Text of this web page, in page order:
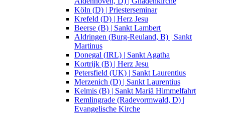
Köln (D) | Priesterseminar
Krefeld (D) | Herz Jesu
Beerse (B) | Sankt Lambert
Aldringen (Burg-Reuland, B) | Sankt
Martinus
Donegal (IRL) | Sankt Agatha
Kortrijk (B) | Herz Jesu
Petersfield (UK) | Sankt Laurentius
Merzenich (D) | Sankt Laurentius
Kelmis (B) | Sankt Mariä Himmelfahrt
Remlingrade (Radevormwald, D) |
Evangelische Kirche